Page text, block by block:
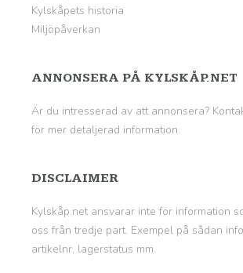
Kylskåpets historia
Miljöpåverkan
ANNONSERA PÅ KYLSKÅP.NET
Är du intresserad av att annonsera?
för mer detaljerad information.
DISCLAIMER
Kylskåp.net ansvarar inte för information
oss från tredje part. Exempel på sådan
artikelnr, lagerstatus mm.